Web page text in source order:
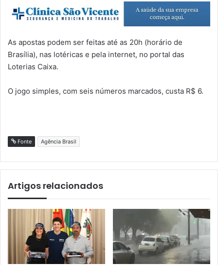
As apostas podem ser feitas até as 20h (horário de
Brasília), nas lotéricas e pela internet, no portal das
Loterias Caixa.
O jogo simples, com seis números marcados, custa R$ 6.
Fonte Agência Brasil
Artigos relacionados